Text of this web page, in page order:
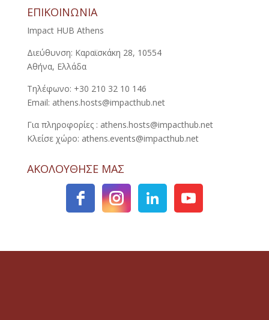
ΕΠΙΚΟΙΝΩΝΙΑ
Impact HUB Athens
Διεύθυνση: Καραϊσκάκη 28, 10554
Αθήνα, Ελλάδα
Τηλέφωνο: +30 210 32 10 146
Email: athens.hosts@impacthub.net
Για πληροφορίες : athens.hosts@impacthub.net
Κλείσε χώρο: athens.events@impacthub.net
ΑΚΟΛΟΥΘΗΣΕ ΜΑΣ